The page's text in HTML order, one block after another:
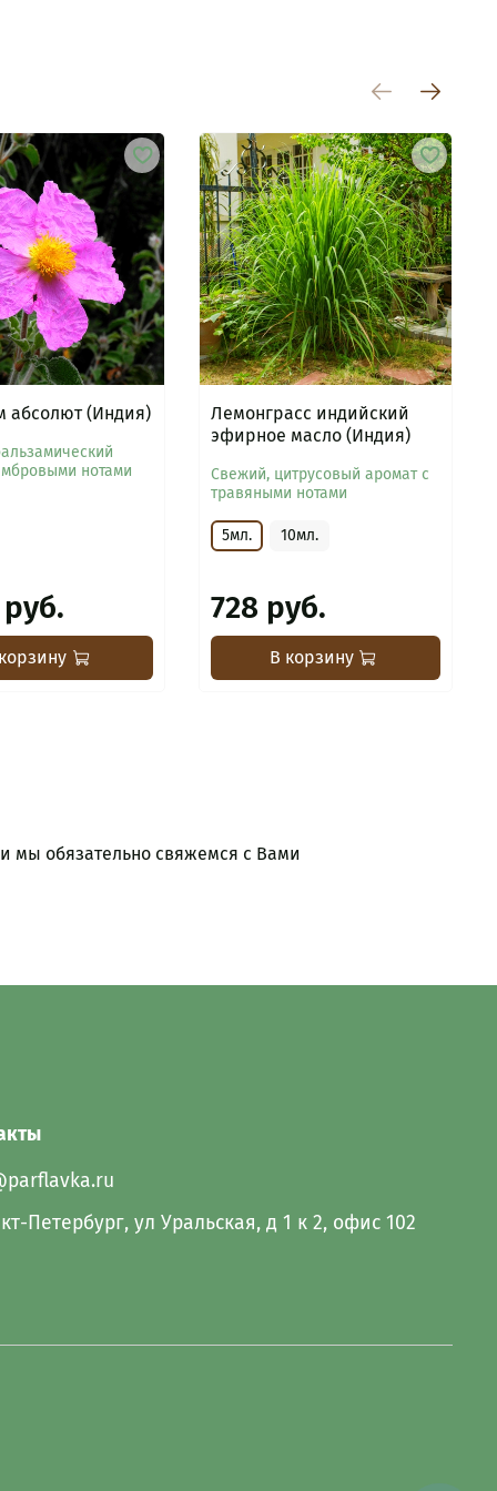
абсолют (Индия)
нотами
Лемонграсс индийский
эфирное масло (Индия)
Свежий, цитрусовый аромат с
травяными нотами
5мл. 10мл.
728 руб.
В корзину
мы обязательно свяжемся с Вами
Петербург, ул Уральская, д 1 к 2, офис 102